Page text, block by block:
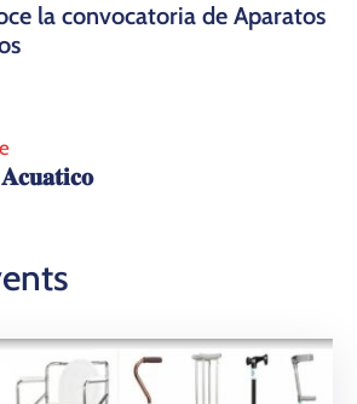
la convocatoria de Aparatos